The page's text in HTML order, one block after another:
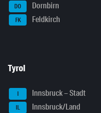
DO Dornbirn
FK Feldkirch
Tyrol
I Innsbruck – Stadt
IL Innsbruck/Land